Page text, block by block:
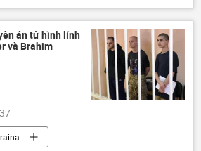
tranh
Chính trị
Tác giả
án tử hình lính
và Brahim